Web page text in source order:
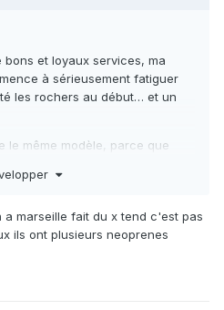
et loyaux services, ma
à sérieusement fatiguer
les rochers au début… et un
le même modèle, parce que
xtend on laissé la place à des
(donc je passe mon tour,
sérieux ca ne devrait même
marseille fait du x tend c'est pas
ils ont plusieurs neoprenes